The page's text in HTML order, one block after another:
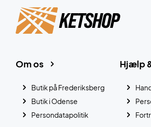
Hjælp
Om os
Butik på Frederiksberg
Butik i Odense
Persondatapolitik